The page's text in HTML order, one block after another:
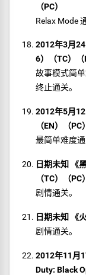
（PC）
Relax Mode
2012年3月
6）（TC）（
故事模式简
终止通关。
2012年5月
（EN）（PC）
最简单难度通
日期未知 《
（TC）（PC）
剧情通关。
日期未知 《
剧情通关。
2012年11月
Duty: Black